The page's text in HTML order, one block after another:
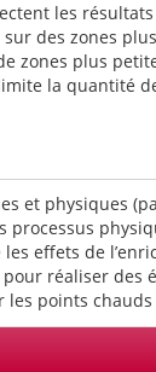
les
des zones
zones plus
la quantité
et physiques
effets de
réaliser des
points